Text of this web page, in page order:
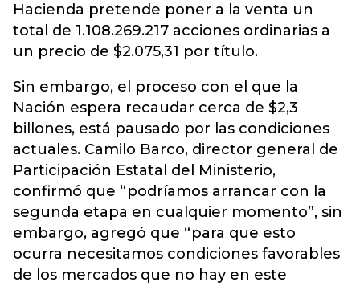
Hacienda pretende poner a la venta un
total de 1.108.269.217 acciones ordinarias a
un precio de $2.075,31 por título.
Sin embargo, el proceso con el que la
Nación espera recaudar cerca de $2,3
billones, está pausado por las condiciones
actuales. Camilo Barco, director general de
Participación Estatal del Ministerio,
confirmó que “podríamos arrancar con la
segunda etapa en cualquier momento”, sin
embargo, agregó que “para que esto
ocurra necesitamos condiciones favorables
de los mercados que no hay en este